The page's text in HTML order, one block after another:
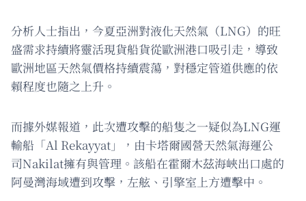
分析人士指出，今夏亞洲對液化天然氣（LNG）的旺
盛需求持續將靈活現貨船貨從歐洲港口吸引走，導致
歐洲地區天然氣價格持續震蕩，對穩定管道供應的依
賴程度也隨之上升。
而據外媒報道，此次遭攻擊的船隻之一疑似為LNG運
輸船「Al Rekayyat」，由卡塔爾國營天然氣海運公
司Nakilat擁有與管理。該船在霍爾木茲海峽出口處的
阿曼灣海域遭到攻擊，左舷、引擎室上方遭擊中。